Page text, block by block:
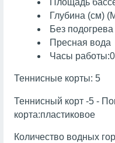
Глубина (см)
Без подогрева
Пресная вода
Часы
Теннисные корты: 5
Теннисный корт -5 -
корта:пластиковое
Количество водных